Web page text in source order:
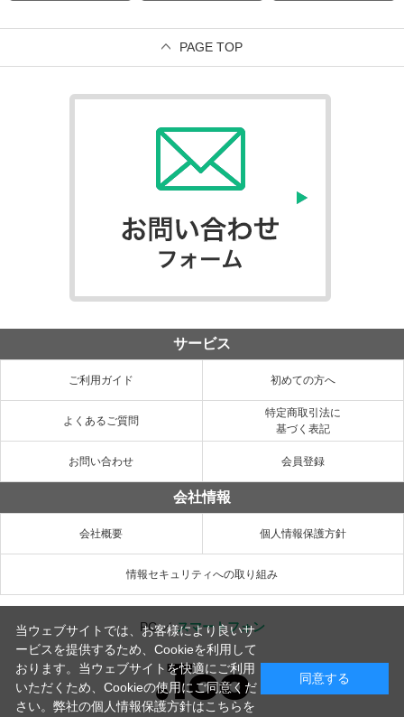
PAGE TOP
サービス
ご利用ガイド 初めての方へ
よくあるご質問
特定商取引法に
基づく表記
お問い合わせ 会員登録
会社情報
会社概要 個人情報保護方針
情報セキュリティへの取り組み
PC／スマートフォン
当ウェブサイトでは、お客様により良いサ
ービスを提供するため、Cookieを利用して
おります。当ウェブサイトを快適にご利用
いただくため、Cookieの使用にご同意くだ
さい。弊社の個人情報保護方針はこちらを
同意する